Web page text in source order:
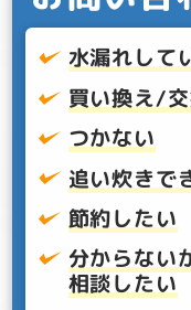
水漏れして
買い換え/
つかない
追い炊きで
節約したい
分からない
相談したい